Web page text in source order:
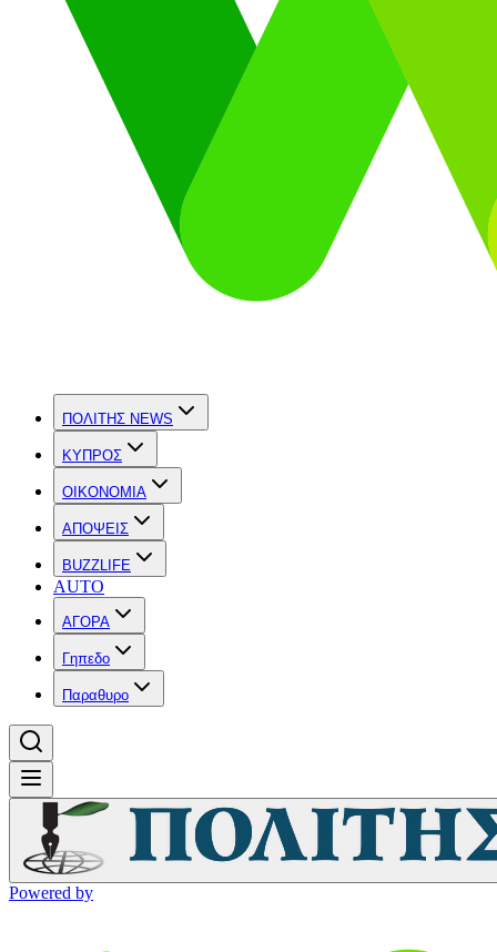
ΠΟΛΙΤΗΣ NEWS
ΚΥΠΡΟΣ
OIKONOMIA
ΑΠΟΨΕΙΣ
BUZZLIFE
AUTO
ΑΓΟΡΑ
Γηπεδο
Παραθυρο
Powered by